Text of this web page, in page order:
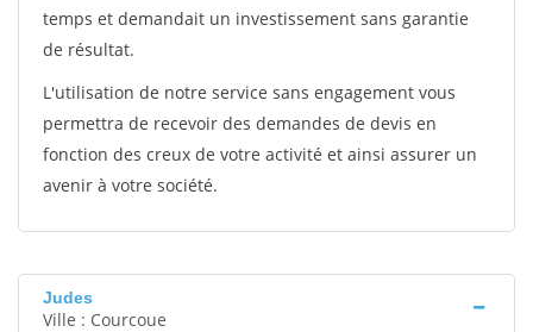
temps et demandait un investissement sans garantie
de résultat.
L'utilisation de notre service sans engagement vous
permettra de recevoir des demandes de devis en
fonction des creux de votre activité et ainsi assurer un
avenir à votre société.
Judes
Ville : Courcoue